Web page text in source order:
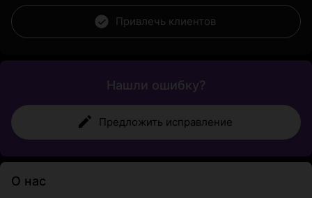
Привлечь клиентов
Нашли ошибку?
Предложить исправление
О нас